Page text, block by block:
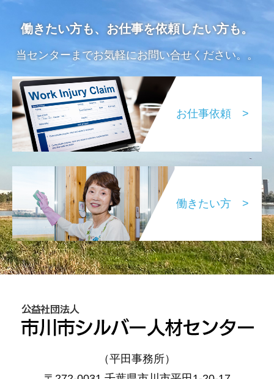
働きたい方も、お仕事を依頼したい方も。
当センターまでお気軽にお問い合せください。。
お仕事依頼 >
働きたい方 >
（平田事務所）